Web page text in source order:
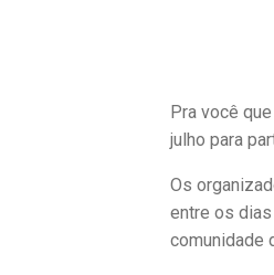
Pra você
julho para
Os
entre os
comunidade